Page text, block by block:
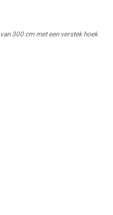
300 cm met een verstek hoek